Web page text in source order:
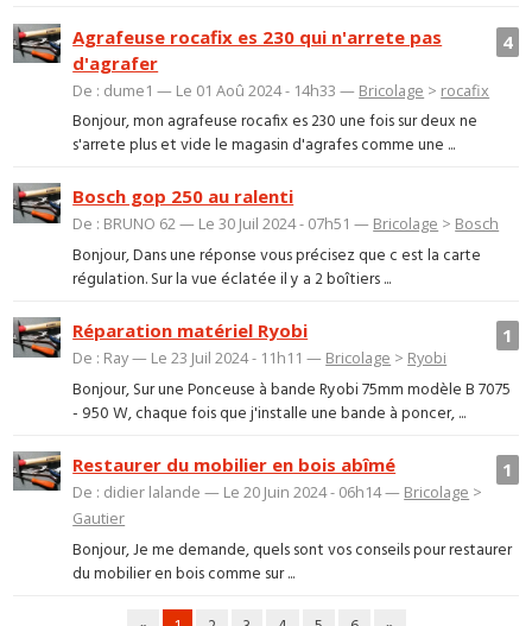
4
Agrafeuse rocafix es 230 qui n'arrete pas
d'agrafer
De : dume1 — Le 01 Aoû 2024 - 14h33 — Bricolage > rocafix
Bonjour, mon agrafeuse rocafix es 230 une fois sur deux ne
s'arrete plus et vide le magasin d'agrafes comme une ...
Bosch gop 250 au ralenti
De : BRUNO 62 — Le 30 Juil 2024 - 07h51 — Bricolage > Bosch
Bonjour, Dans une réponse vous précisez que c est la carte
régulation. Sur la vue éclatée il y a 2 boîtiers ...
1
Réparation matériel Ryobi
De : Ray — Le 23 Juil 2024 - 11h11 — Bricolage > Ryobi
Bonjour, Sur une Ponceuse à bande Ryobi 75mm modèle B 7075
- 950 W, chaque fois que j'installe une bande à poncer, ...
1
Restaurer du mobilier en bois abîmé
De : didier lalande — Le 20 Juin 2024 - 06h14 — Bricolage >
Gautier
Bonjour, Je me demande, quels sont vos conseils pour restaurer
du mobilier en bois comme sur ...